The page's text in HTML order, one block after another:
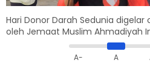
Hari Donor Darah Sedunia digelar
oleh Jemaat Muslim Ahmadiyah
A- A